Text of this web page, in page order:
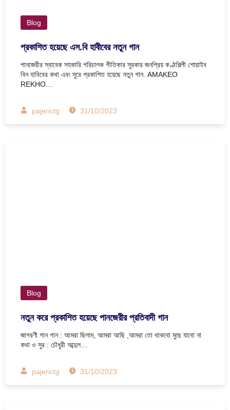
Blog
প্রকাশিত হয়েছে এস.বি হাবীবের নতুন গান
পানজেরীর স্বাবেক সহকারি পরিচালক গীতিকার সুরকার জনপ্রিয় কণ্ঠশিল্পী শোয়াইব
বিন হাবিবের কথা এবং সুরে প্রকাশিত হয়েছে নতুন গান. AMAKEO
REKHO…
pajerictg 31/10/2023
Blog
নতুন করে প্রকাশিত হয়েছে পানজেরীর প্রতিবাদী গান
জাগরণী গান গান : আমরা ছিলাম, আমরা আছি ,আমরা তো থাকবো মুছে যাবো না
কথা ও সুর : চৌধুরী আব্দুল…
pajerictg 31/10/2023